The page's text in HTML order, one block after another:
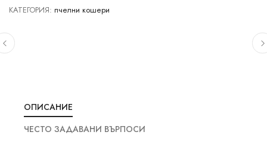
КАТЕГОРИЯ: пчелни кошери
ОПИСАНИЕ
ЧЕСТО ЗАДАВАНИ ВЪРПОСИ